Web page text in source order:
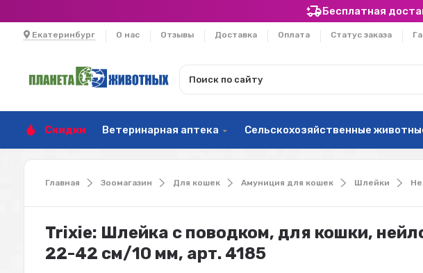
Бесплатная
Екатеринбург О нас Отзывы Доставка Оплата Статус заказа
Скидки Ветеринарная аптека Сельскохозяйственные
Главная Зоомагазин Для кошек Амуниция для кошек Шлейки
Trixie: Шлейка с поводком, для кошки,
22-42 см/10 мм, арт. 4185